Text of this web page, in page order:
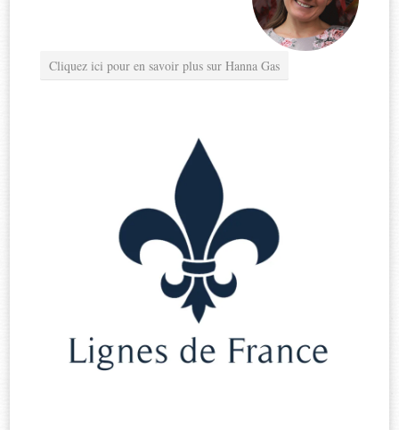
Cliquez ici pour en savoir plus sur Hanna Gas